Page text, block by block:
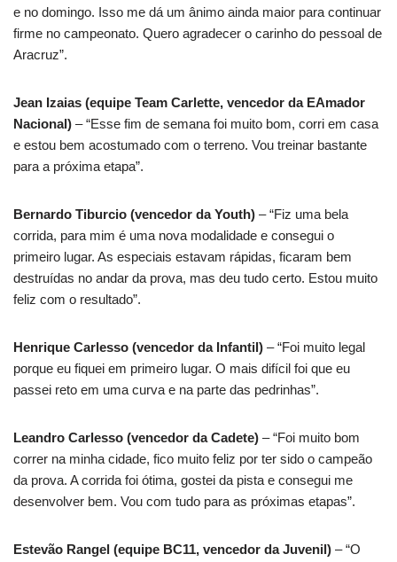
e no domingo. Isso me dá um ânimo ainda maior para continuar
firme no campeonato. Quero agradecer o carinho do pessoal de
Aracruz”.
Jean Izaias (equipe Team Carlette, vencedor da EAmador
Nacional) – “Esse fim de semana foi muito bom, corri em casa
e estou bem acostumado com o terreno. Vou treinar bastante
para a próxima etapa”.
Bernardo Tiburcio (vencedor da Youth) – “Fiz uma bela
corrida, para mim é uma nova modalidade e consegui o
primeiro lugar. As especiais estavam rápidas, ficaram bem
destruídas no andar da prova, mas deu tudo certo. Estou muito
feliz com o resultado”.
Henrique Carlesso (vencedor da Infantil) – “Foi muito legal
porque eu fiquei em primeiro lugar. O mais difícil foi que eu
passei reto em uma curva e na parte das pedrinhas”.
Leandro Carlesso (vencedor da Cadete) – “Foi muito bom
correr na minha cidade, fico muito feliz por ter sido o campeão
da prova. A corrida foi ótima, gostei da pista e consegui me
desenvolver bem. Vou com tudo para as próximas etapas”.
Estevão Rangel (equipe BC11, vencedor da Juvenil) – “O